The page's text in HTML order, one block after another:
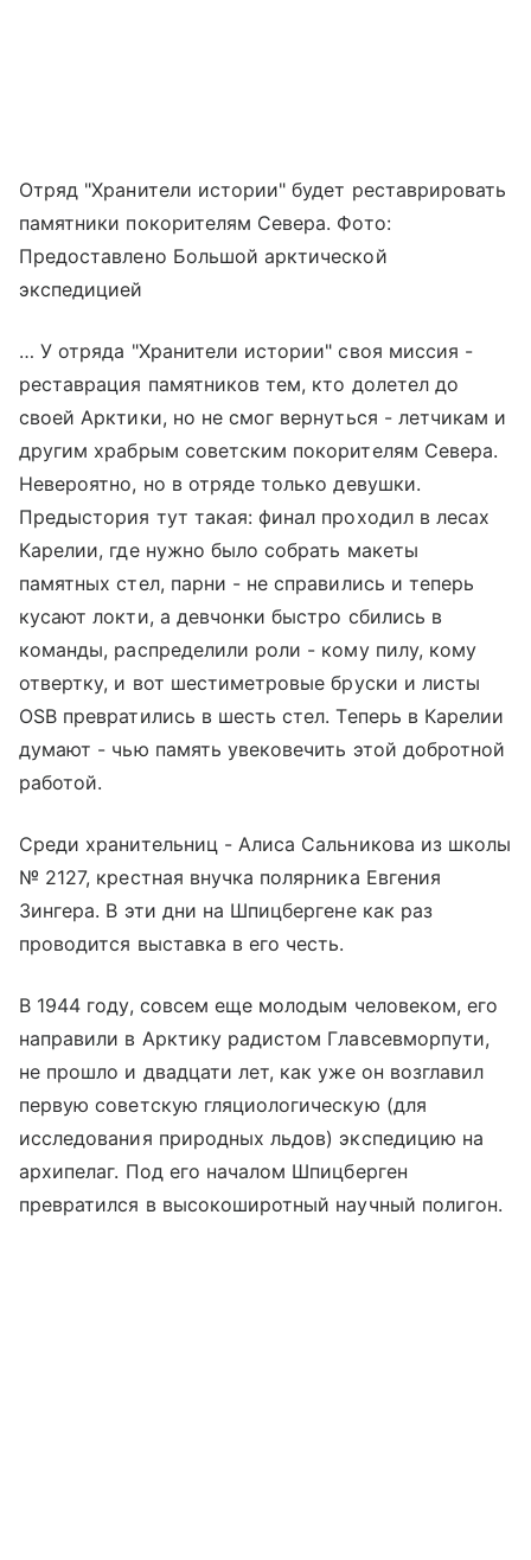
Отряд "Хранители истории" будет реставрировать
памятники покорителям Севера. Фото:
Предоставлено Большой арктической
экспедицией
… У отряда "Хранители истории" своя миссия -
реставрация памятников тем, кто долетел до
своей Арктики, но не смог вернуться - летчикам и
другим храбрым советским покорителям Севера.
Невероятно, но в отряде только девушки.
Предыстория тут такая: финал проходил в лесах
Карелии, где нужно было собрать макеты
памятных стел, парни - не справились и теперь
кусают локти, а девчонки быстро сбились в
команды, распределили роли - кому пилу, кому
отвертку, и вот шестиметровые бруски и листы
OSB превратились в шесть стел. Теперь в Карелии
думают - чью память увековечить этой добротной
работой.
Среди хранительниц - Алиса Сальникова из школы
№ 2127, крестная внучка полярника Евгения
Зингера. В эти дни на Шпицбергене как раз
проводится выставка в его честь.
В 1944 году, совсем еще молодым человеком, его
направили в Арктику радистом Главсевморпути,
не прошло и двадцати лет, как уже он возглавил
первую советскую гляциологическую (для
исследования природных льдов) экспедицию на
архипелаг. Под его началом Шпицберген
превратился в высокоширотный научный полигон.